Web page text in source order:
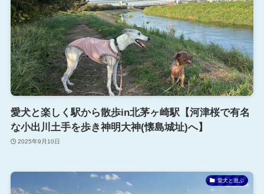
愛犬と楽しく駅から散歩in北茅ヶ崎駅【河津桜で有名
な小出川土手を歩き神明大神(懐島城址)へ】
2025年9月10日
愛犬と遊ぶ